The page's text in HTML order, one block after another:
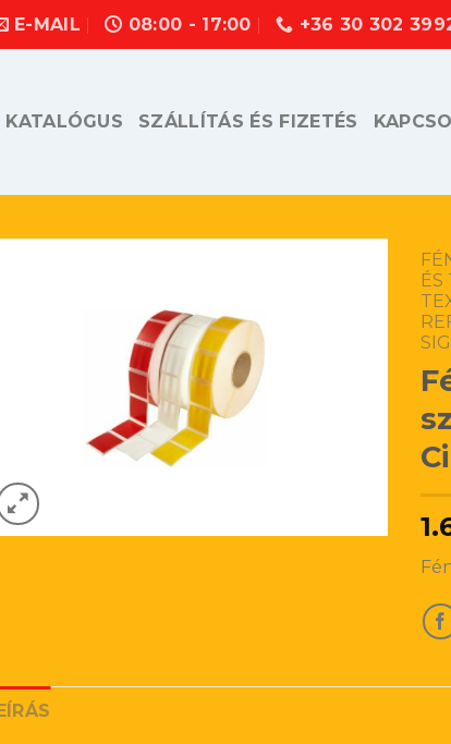
E-MAIL 08:00 - 17:00 +36 30 302
KATALÓGUS SZÁLLÍTÁS ÉS FIZETÉS
ÉS